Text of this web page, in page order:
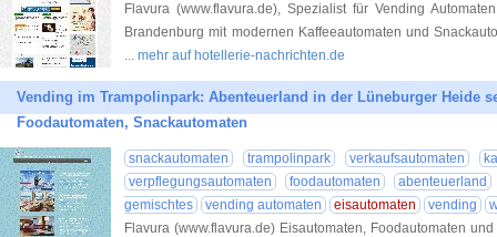
Flavura (www.flavura.de), Spezialist für Vending
Brandenburg mit modernen Kaffeeautomaten und
... mehr auf hotellerie-nachrichten.de
Vending im Trampolinpark: Abenteuerland in der Lüneburger Heide
Foodautomaten, Snackautomaten
snackautomaten trampolinpark verkaufsautomaten
verpflegungsautomaten
foodautomaten
abenteuerland
gemischtes
vending automaten eisautomaten vending
Flavura (www.flavura.de) Eisautomaten, Foodautomaten